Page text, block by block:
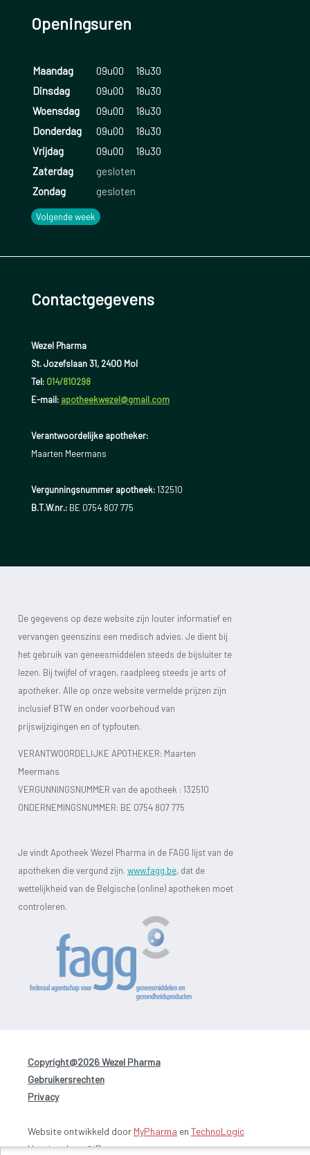
Openingsuren
Maandag 09u00
18u30
Dinsdag
09u00
18u30
Woensdag
09u00
18u30
Donderdag
09u00
18u30
Vrijdag
09u00
18u30
Zaterdag
gesloten
Zondag
gesloten
Volgende week
Contactgegevens
Wezel Pharma
St. Jozefslaan 31, 2400 Mol
Tel: 014/810298
E-mail: apotheekwezel@gmail.com
Verantwoordelijke apotheker:
Maarten Meermans
Vergunningsnummer apotheek:132510
B.T.W.nr.:BE 0754 807 775
De gegevens op deze website zijn louter informatief en
vervangen geenszins een medisch advies. Je dient bij
het gebruik van geneesmiddelen steeds de bijsluiter te
lezen. Bij twijfel of vragen, raadpleeg steeds je arts of
apotheker. Alle op onze website vermelde prijzen zijn
inclusief BTW en onder voorbehoud van
prijswijzigingen en of typfouten.
VERANTWOORDELIJKE APOTHEKER: Maarten
Meermans
VERGUNNINGSNUMMER van de apotheek : 132510
ONDERNEMINGSNUMMER: BE 0754 807 775
Je vindt Apotheek Wezel Pharma in de FAGG lijst van de
apotheken die vergund zijn. www.fagg.be, dat de
wettelijkheid van de Belgische (online) apotheken moet
controleren.
Copyright@2026 Wezel Pharma
Gebruikersrechten
Privacy
Website ontwikkeld door MyPharma en TechnoLogic
Hosting door @iPower